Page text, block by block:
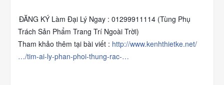
ĐĂNG KÝ Làm Đại Lý Ngay : 01299911114 (Tùng Phụ
Trách Sản Phẩm Trang Trí Ngoài Trời)
Tham khảo thêm tại bài viết : http://www.kenhthietke.net/
…/tim-ai-ly-phan-phoi-thung-rac-…